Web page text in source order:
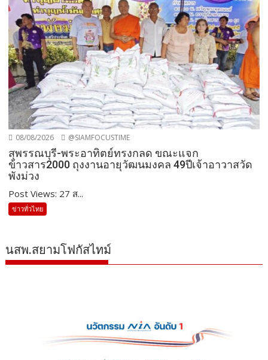
08/08/2026 @SIAMFOCUSTIME
สุพรรณบุรี-พระอาทิตย์ทรงกลด ขณะแจก
ข้าวสาร2000 ถุงงานอายุวัฒนมงคล 49ปีเจ้าอาวาสวัด
พังม่วง
Post Views: 27 ส...
ข่าวทั่วไทย
นสพ.สยามโฟกัสไทม์